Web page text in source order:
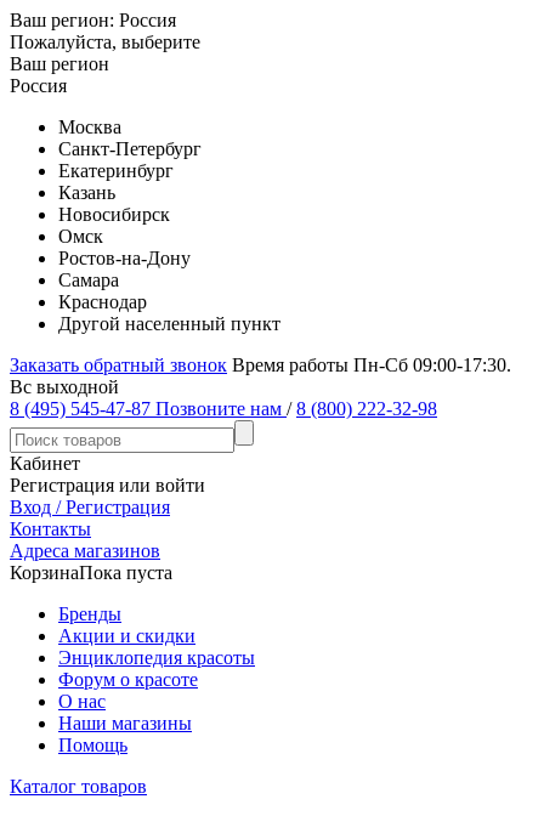
Ваш регион: Россия
Пожалуйста, выберите
Ваш регион
Россия
Москва
Санкт-Петербург
Екатеринбург
Казань
Новосибирск
Омск
Ростов-на-Дону
Самара
Краснодар
Другой населенный пункт
Заказать обратный звонок Время работы Пн-Сб 09:00-17:30.
Вс выходной
8 (495) 545-47-87 Позвоните нам / 8 (800) 222-32-98
Кабинет
Регистрация или войти
Вход / Регистрация
Контакты
Адреса магазинов
КорзинаПока пуста
Бренды
Акции и скидки
Энциклопедия красоты
Форум о красоте
О нас
Наши магазины
Помощь
Каталог товаров